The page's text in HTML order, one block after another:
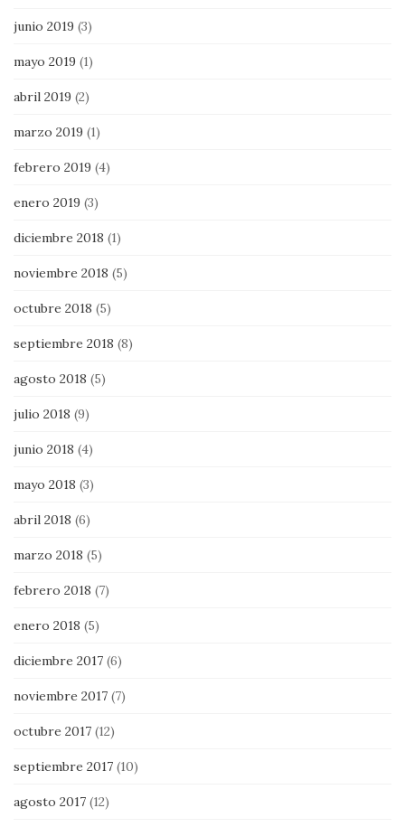
junio 2019 (3)
mayo 2019 (1)
abril 2019 (2)
marzo 2019 (1)
febrero 2019 (4)
enero 2019 (3)
diciembre 2018 (1)
noviembre 2018 (5)
octubre 2018 (5)
septiembre 2018 (8)
agosto 2018 (5)
julio 2018 (9)
junio 2018 (4)
mayo 2018 (3)
abril 2018 (6)
marzo 2018 (5)
febrero 2018 (7)
enero 2018 (5)
diciembre 2017 (6)
noviembre 2017 (7)
octubre 2017 (12)
septiembre 2017 (10)
agosto 2017 (12)